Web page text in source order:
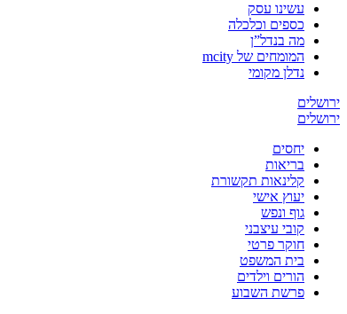
עשינו עסק
כספים וכלכלה
מה בנדל”ן
המומחים של mcity
נדלן מקומי
ירושלים
ירושלים
יחסים
בריאות
קלינאות תקשורת
יעוץ אישי
גוף ונפש
קובי עיצבני
חוקר פרטי
בית המשפט
הורים וילדים
פרשת השבוע